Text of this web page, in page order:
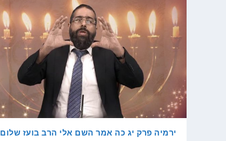
ירמיה פרק יג כה אמר השם אלי הרב בועז שלום